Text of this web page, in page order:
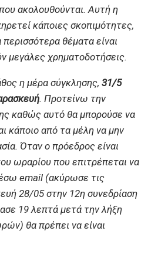
ακολουθούνται. Αυτή η
κάποιες σκοπιμότητες,
θέματα είναι
μεγάλες χρηματοδοτήσεις.
η μέρα σύγκλησης, 31/5
. Προτείνω την
καθώς αυτό θα μπορούσε να
κάποιο από τα μέλη να μην
Όταν ο πρόεδρος είναι
ωραρίου που επιτρέπεται να
email (ακύρωσε τις
28/05 στην 12η συνεδρίαση
19 λεπτά μετά την λήξη
θα πρέπει να είναι